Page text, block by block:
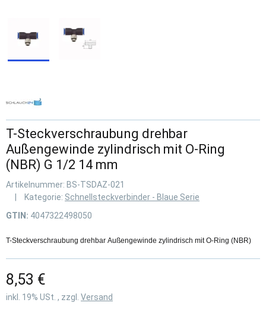
T-Steckverschraubung drehbar
Außengewinde zylindrisch mit O-Ring
(NBR) G 1/2 14 mm
Artikelnummer: BS-TSDAZ-021
Kategorie: Schnellsteckverbinder - Blaue Serie
GTIN: 4047322498050
T-Steckverschraubung drehbar Außengewinde zylindrisch mit O-Ring (NBR)
8,53 €
inkl. 19% USt. , zzgl. Versand